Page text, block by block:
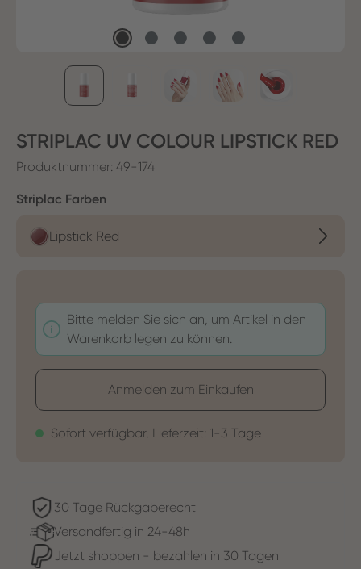
STRIPLAC UV COLOUR LIPSTICK RED
Produktnummer: 49-174
Striplac Farben
Lipstick Red
Bitte melden Sie sich an, um Artikel in den
Warenkorb legen zu können.
Anmelden zum Einkaufen
Sofort verfügbar, Lieferzeit: 1-3 Tage
30 Tage Rückgaberecht
Versandfertig in 24-48h
Jetzt shoppen - bezahlen in 30 Tagen